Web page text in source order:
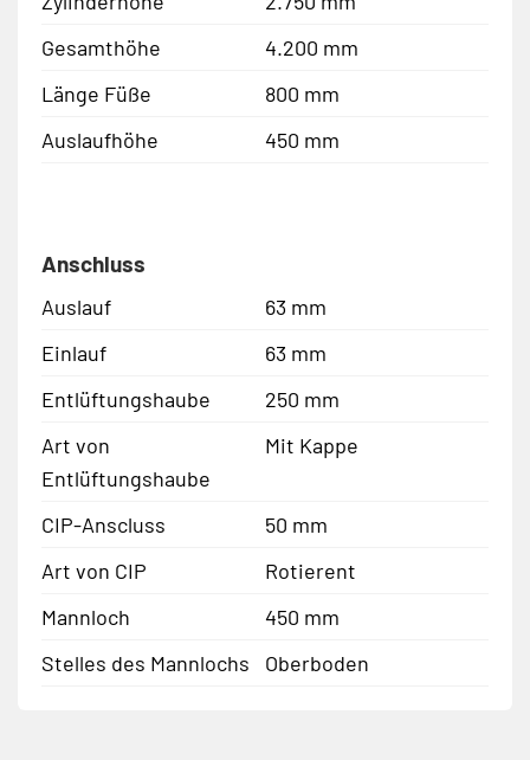
Gesamthöhe
4.200 mm
Länge Füße
800 mm
Auslaufhöhe
450 mm
Anschluss
Auslauf
63 mm
Einlauf
63 mm
Entlüftungshaube
250 mm
Art von
Entlüftungshaube
Mit Kappe
CIP-Anscluss
50 mm
Art von CIP
Rotierent
Mannloch
450 mm
Stelles des Mannlochs
Oberboden